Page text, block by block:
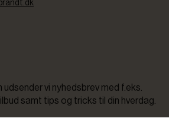
vi nyhedsbrev med f.eks.
samt tips og tricks til din hverdag.